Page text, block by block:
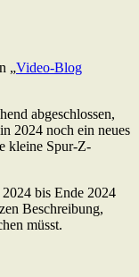
„Video-Blog
abgeschlossen,
2024 noch ein neues
kleine Spur-Z-
bis Ende 2024
Beschreibung,
müsst.